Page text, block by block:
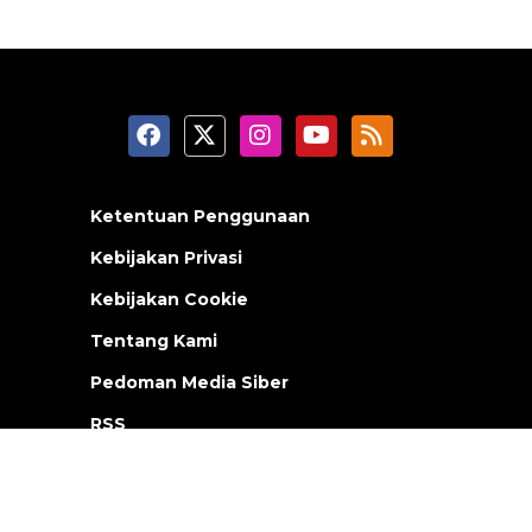
Ketentuan Penggunaan
Kebijakan Privasi
Kebijakan Cookie
Tentang Kami
Pedoman Media Siber
RSS